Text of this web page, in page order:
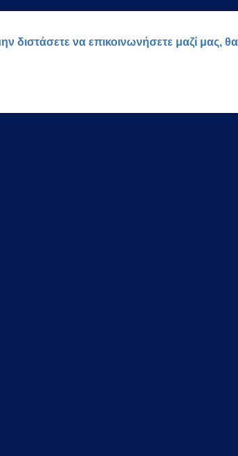
διστάσετε να επικοινωνήσετε μαζί